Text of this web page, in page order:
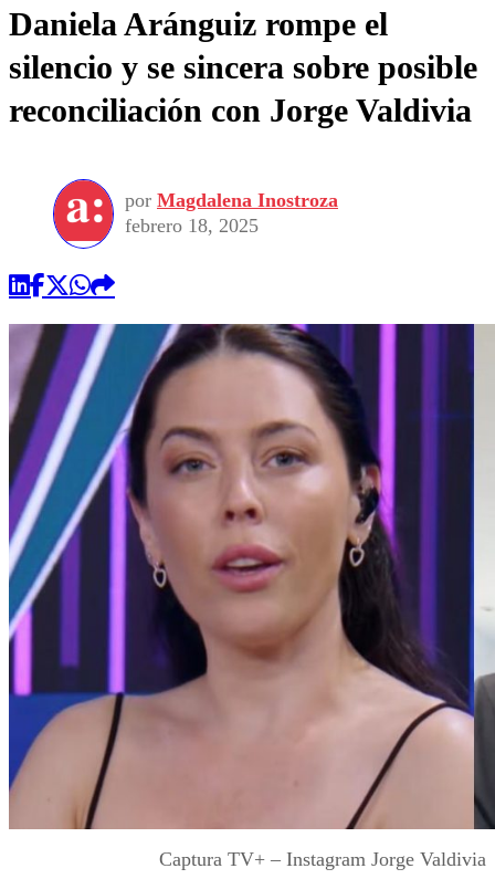
Daniela Aránguiz rompe el
silencio y se sincera sobre posible
reconciliación con Jorge Valdivia
por Magdalena Inostroza
febrero 18, 2025
Captura TV+ – Instagram Jorge Valdivia